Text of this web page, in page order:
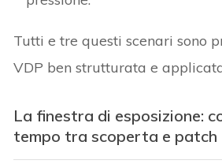
Tutti e tre questi scenari sono
VDP ben strutturata e
La finestra di esposizione:
tempo tra scoperta e patch